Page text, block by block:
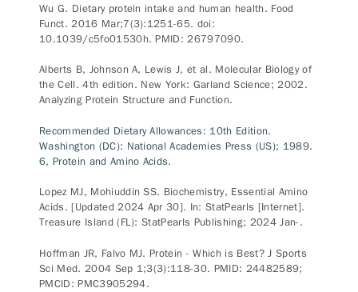
Wu G. Dietary protein intake and human health. Food
Funct. 2016 Mar;7(3):1251-65. doi:
10.1039/c5fo01530h. PMID: 26797090.
Alberts B, Johnson A, Lewis J, et al. Molecular Biology of
the Cell. 4th edition. New York: Garland Science; 2002.
Analyzing Protein Structure and Function.
Recommended Dietary Allowances: 10th Edition.
Washington (DC): National Academies Press (US); 1989.
6, Protein and Amino Acids.
Lopez MJ, Mohiuddin SS. Biochemistry, Essential Amino
Acids. [Updated 2024 Apr 30]. In: StatPearls [Internet].
Treasure Island (FL): StatPearls Publishing; 2024 Jan-.
Hoffman JR, Falvo MJ. Protein - Which is Best? J Sports
Sci Med. 2004 Sep 1;3(3):118-30. PMID: 24482589;
PMCID: PMC3905294.